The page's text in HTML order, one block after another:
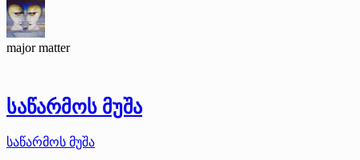
major matter
საწარმოს მუშა
საწარმოს მუშა